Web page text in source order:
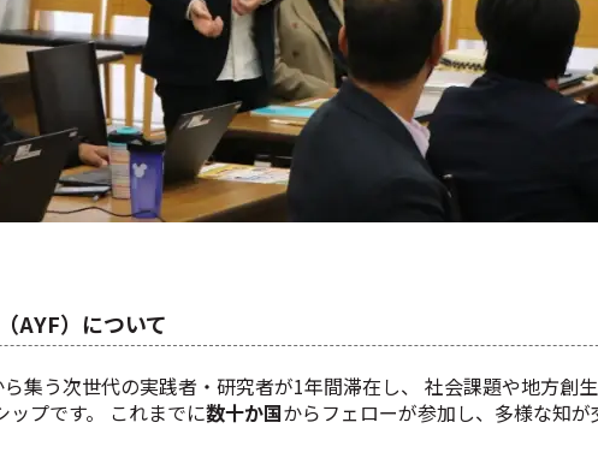
AYF）について
集う次世代の実践者・研究者が1年間滞在し、 社会課題や地方創
プです。 これまでに数十か国からフェローが参加し、多様な知が